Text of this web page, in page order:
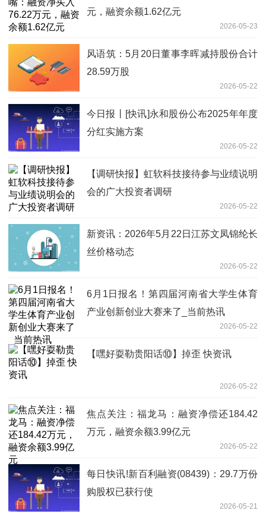
元，融资余额1.62亿元
2026-05-23
风语筑：5月20日董事李晖减持股份合计
28.59万股
2026-05-22
今日报丨[快讯]永和股份公布2025年年度
分红实施方案
2026-05-22
【调研快报】虹软科技接待参与业绩说明
会的广大投资者调研
2026-05-22
新资讯：2026年5月22日江苏文凤锦纶长
丝价格动态
2026-05-22
6月1日报名！第四届河南省大学生体育
产业创新创业大赛来了_当前热讯
2026-05-22
【嘿好耍勒贵阳话⑩】掉歪 快资讯
2026-05-22
焦点关注：福龙马：融资净偿还184.42
万元，融资余额3.99亿元
2026-05-22
每日快讯!新百利融资(08439)：29.7万份
购股权已获行使
2026-05-21